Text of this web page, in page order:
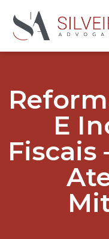
E
Fiscais